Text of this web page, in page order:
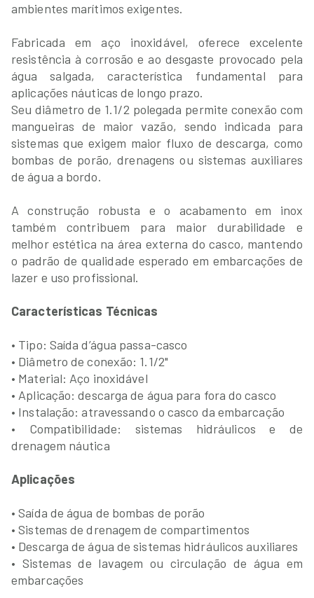
ambientes marítimos exigentes.
Fabricada em aço inoxidável, oferece excelente
resistência à corrosão e ao desgaste provocado pela
água salgada, característica fundamental para
aplicações náuticas de longo prazo.
Seu diâmetro de 1.1/2 polegada permite conexão com
mangueiras de maior vazão, sendo indicada para
sistemas que exigem maior fluxo de descarga, como
bombas de porão, drenagens ou sistemas auxiliares
de água a bordo.
A construção robusta e o acabamento em inox
também contribuem para maior durabilidade e
melhor estética na área externa do casco, mantendo
o padrão de qualidade esperado em embarcações de
lazer e uso profissional.
Características Técnicas
• Tipo: Saída d’água passa-casco
• Diâmetro de conexão: 1.1/2"
• Material: Aço inoxidável
• Aplicação: descarga de água para fora do casco
• Instalação: atravessando o casco da embarcação
• Compatibilidade: sistemas hidráulicos e de
drenagem náutica
Aplicações
• Saída de água de bombas de porão
• Sistemas de drenagem de compartimentos
• Descarga de água de sistemas hidráulicos auxiliares
• Sistemas de lavagem ou circulação de água em
embarcações